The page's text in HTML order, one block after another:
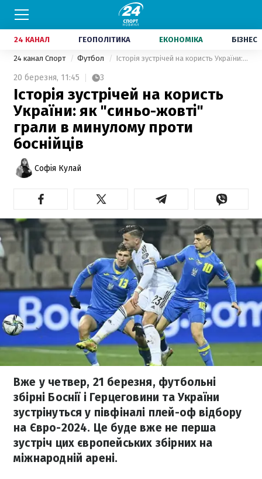
24 КАНАЛ ГЕОПОЛІТИКА ЕКОНОМІКА БІЗНЕС
24 канал Спорт Футбол Історія зустрічей на користь України: як "синьо-жовті" грали в минулому проти боснійців
20 березня, 11:45 3
Історія зустрічей на користь
України: як "синьо-жовті"
грали в минулому проти
боснійців
Софія Кулай
Вже у четвер, 21 березня, футбольні
збірні Боснії і Герцеговини та України
зустрінуться у півфіналі плей-оф відбору
на Євро-2024. Це буде вже не перша
зустріч цих європейських збірних на
міжнародній арені.